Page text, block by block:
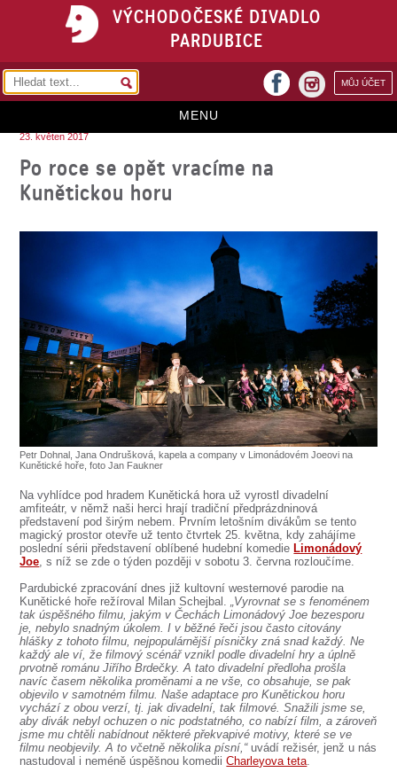
VÝCHODOČESKÉ DIVADLO
PARDUBICE
MŮJ ÚČET
facebook
MENU
PROGRAM
VSTUPENKY
PŘEDPLATNÉ
KONTAKTY
O DIVADLE
SOUBOR
DÁLE NABÍZÍME
23. květen 2017
Po roce se opět vracíme na
Kunětickou horu
Petr Dohnal, Jana Ondrušková, kapela a company v Limonádovém Joeovi na
Kunětické hoře, foto Jan Faukner
Na vyhlídce pod hradem Kunětická hora už vyrostl divadelní
amfiteátr, v němž naši herci hrají tradiční předprázdninová
představení pod širým nebem. Prvním letošním divákům se tento
magický prostor otevře už tento čtvrtek 25. května, kdy zahájíme
poslední sérii představení oblíbené hudební komedie Limonádový
Joe, s níž se zde o týden později v sobotu 3. června rozloučíme.
Pardubické zpracování dnes již kultovní westernové parodie na
Kunětické hoře režíroval Milan Schejbal.„Vyrovnat se s fenoménem
tak úspěšného filmu, jakým v Čechách Limonádový Joe bezesporu
je, nebylo snadným úkolem. I v běžné řeči jsou často citovány
hlášky z tohoto filmu, nejpopulárnější písničky zná snad každý. Ne
každý ale ví, že filmový scénář vznikl podle divadelní hry a úplně
prvotně románu Jiřího Brdečky. A tato divadelní předloha prošla
navíc časem několika proměnami a ne vše, co obsahuje, se pak
objevilo v samotném filmu. Naše adaptace pro Kunětickou horu
vychází z obou verzí, tj. jak divadelní, tak filmové. Snažili jsme se,
aby divák nebyl ochuzen o nic podstatného, co nabízí film, a zároveň
jsme mu chtěli nabídnout některé překvapivé motivy, které se ve
filmu neobjevily. A to včetně několika písní,“uvádí režisér, jenž u nás
nastudoval i neméně úspěšnou komediiCharleyova teta.